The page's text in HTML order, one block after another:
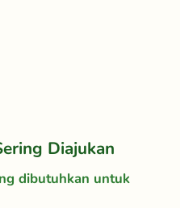
Diajukan
dibutuhkan untuk